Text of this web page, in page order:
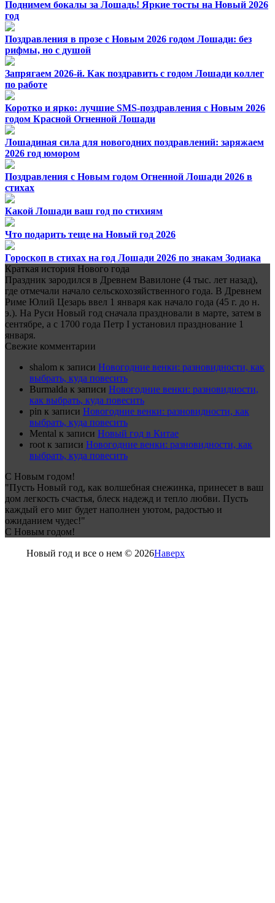
Поднимем бокалы за Лошадь! Яркие тосты на Новый 2026
год
Поздравления в прозе с Новым 2026 годом Лошади: без
рифмы, но с душой
Запрягаем 2026-й. Как поздравить с годом Лошади коллег
по работе
Коротко и ярко: лучшие SMS-поздравления с Новым 2026
годом Красной Огненной Лошади
Лошадиная сила для новогодних поздравлений: заряжаем
2026 год юмором
Поздравления с Новым годом Огненной Лошади 2026 в
стихах
Какой Лошади ваш год по стихиям
Что подарить теще на Новый год 2026
Гороскоп в стихах на год Лошади 2026 по знакам Зодиака
Краткая история Нового года
Праздник зародился в Древнем Вавилоне (4 тыс. лет назад),
где отмечали начало сельскохозяйственного года. В Древнем
Риме Юлий Цезарь ввел 1 января как начало года (45 г. до н.
э.). На Руси Новый год сначала праздновали в марте, затем в
сентябре, а с 1700 года Петр I установил празднование 1
января.
Свежие комментарии
shalom к записи Новогодние венки: разновидности, как
выбрать, куда повесить
Burmalda к записи Новогодние венки: разновидности,
как выбрать, куда повесить
pin к записи Новогодние венки: разновидности, как
выбрать, куда повесить
Mental к записи Новый год в Китае
root к записи Новогодние венки: разновидности, как
выбрать, куда повесить
С Новым годом!
"Пусть Новый год, как волшебная снежинка, принесет в ваш
дом легкость счастья, блеск надежд и тепло любви. Пусть
каждый его миг будет наполнен уютом, радостью и
ожиданием чудес!"
С Новым годом!
Новый год и все о нем © 2026Наверх